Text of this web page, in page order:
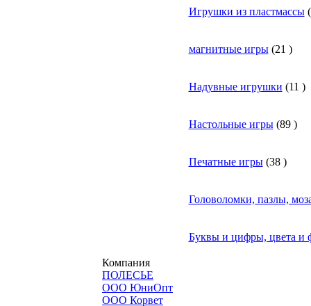
Игрушки из пластмассы(
магнитные игры(21 )
Надувные игрушки (11 )
Настольные игры(89)
Печатные игры(38)
Головоломки, пазлы,
Буквы и цифры, цвета и
Компания
ПОЛЕСЬЕ
ООО ЮниОпт
ООО Корвет